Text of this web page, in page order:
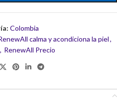
Colombia
calma y acondiciona la piel,
, RenewAll Precio